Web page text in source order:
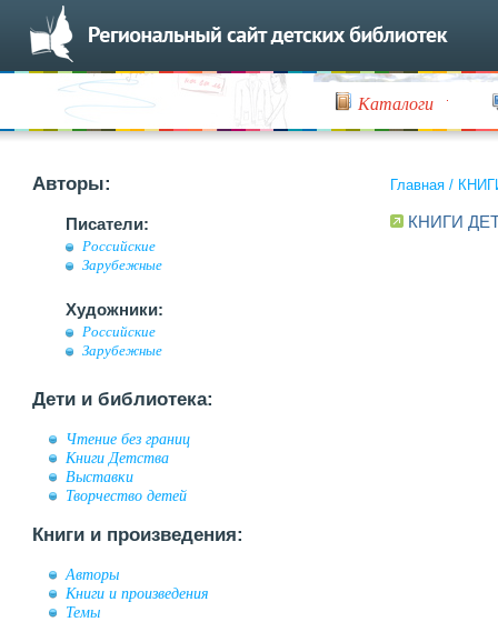
Каталоги
Авторы:
Писатели:
Российские
Зарубежные
Художники:
Российские
Зарубежные
Дети и библиотека:
Чтение без границ
Книги Детства
Выставки
Творчество детей
Книги и произведения:
Авторы
Книги и произведения
Темы
Главная /
КНИГИ